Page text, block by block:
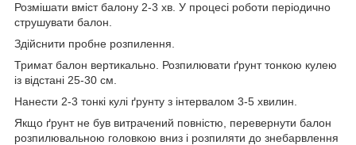
Розмішати вміст балону 2-3 хв. У процесі роботи періодично
струшувати балон.
Здійснити пробне розпилення.
Тримат балон вертикально. Розпилювати ґрунт тонкою кулею
із відстані 25-30 см.
Нанести 2-3 тонкі кулі ґрунту з інтервалом 3-5 хвилин.
Якщо ґрунт не був витрачений повністю, перевернути балон
розпилювальною головкою вниз і розпиляти до знебарвлення